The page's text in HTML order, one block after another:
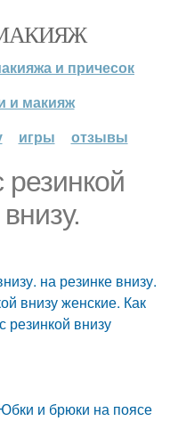
и причесок
и макияж
игры отзывы
на резинке внизу.
внизу женские. Как
резинкой внизу
и брюки на поясе